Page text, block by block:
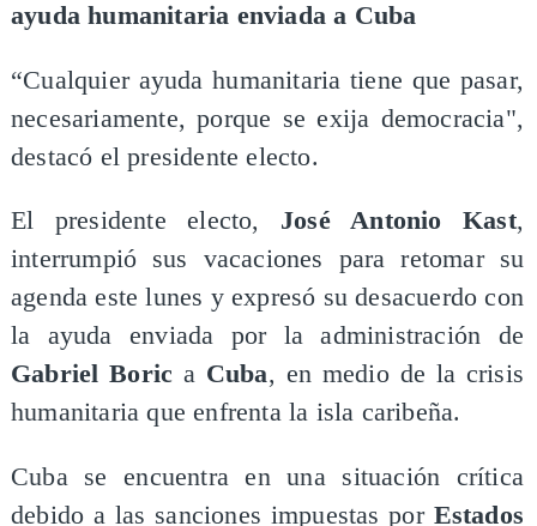
ayuda humanitaria enviada a Cuba
“Cualquier ayuda humanitaria tiene que pasar,
necesariamente, porque se exija democracia",
destacó el presidente electo.
El presidente electo, José Antonio Kast,
interrumpió sus vacaciones para retomar su
agenda este lunes y expresó su desacuerdo con
la ayuda enviada por la administración de
Gabriel Boric a Cuba, en medio de la crisis
humanitaria que enfrenta la isla caribeña.
Cuba se encuentra en una situación crítica
debido a las sanciones impuestas por Estados